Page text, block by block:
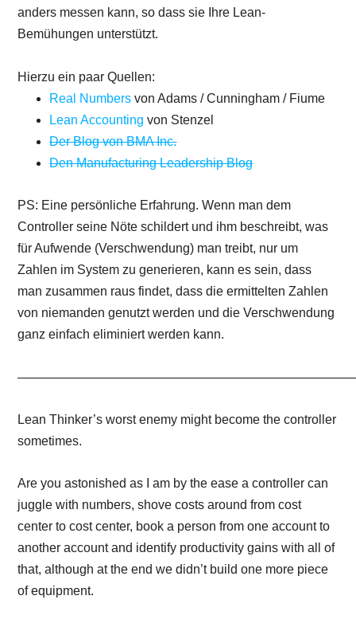
anders messen kann, so dass sie Ihre Lean-
Bemühungen unterstützt.
Hierzu ein paar Quellen:
Real Numbers von Adams / Cunningham / Fiume
Lean Accounting von Stenzel
Der Blog von BMA Inc.
Den Manufacturing Leadership Blog
PS: Eine persönliche Erfahrung. Wenn man dem
Controller seine Nöte schildert und ihm beschreibt, was
für Aufwende (Verschwendung) man treibt, nur um
Zahlen im System zu generieren, kann es sein, dass
man zusammen raus findet, dass die ermittelten Zahlen
von niemanden genutzt werden und die Verschwendung
ganz einfach eliminiert werden kann.
Lean Thinker’s worst enemy might become the controller
sometimes.
Are you astonished as I am by the ease a controller can
juggle with numbers, shove costs around from cost
center to cost center, book a person from one account to
another account and identify productivity gains with all of
that, although at the end we didn’t build one more piece
of equipment.